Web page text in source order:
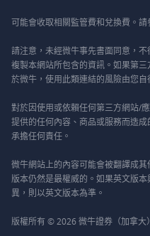
可能會收取相關監管費和兌換費。請
請注意，未經微牛事先書面同意，
複製本網站所包含的資訊。如果第
於微牛，使用此類連結的風險由您自
對於因使用或依賴任何第三方網站/
提供的任何內容、商品或服務而造
承擔任何責任。
微牛網站上的內容可能會被翻譯成
版本仍然是最權威的。如果英文版
異，則以英文版本為準。
版權所有 © 2026 微牛證券（加拿大